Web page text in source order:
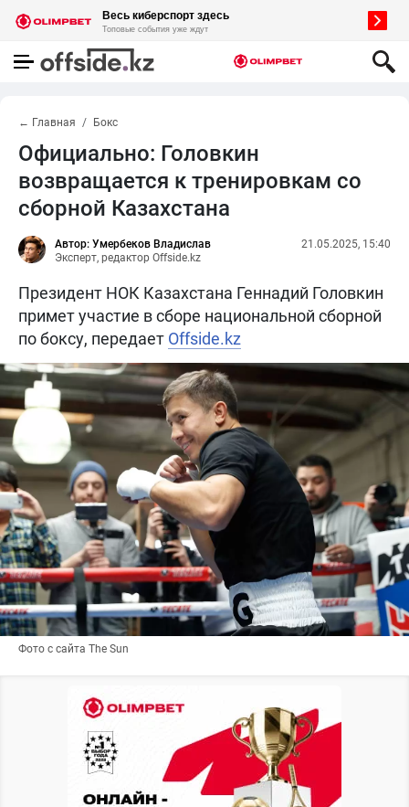
← Главная Бокс
Официально: Головкин
возвращается к тренировкам со
сборной Казахстана
Автор: Умербеков Владислав
Эксперт, редактор Offside.kz
21.05.2025, 15:40
Президент НОК Казахстана Геннадий Головкин
примет участие в сборе национальной сборной
по боксу, передает Offside.kz
Фото с сайта The Sun